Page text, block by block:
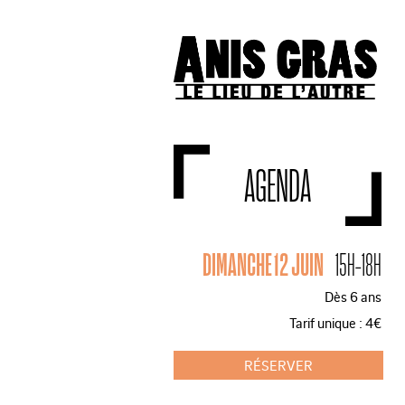
AGENDA
DIMANCHE 12 JUIN 15H-18H
Dès 6 ans
Tarif unique : 4€
RÉSERVER